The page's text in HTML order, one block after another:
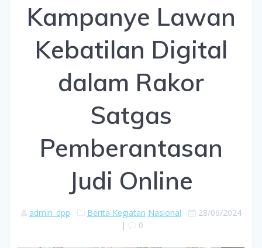
Kampanye Lawan
Kebatilan Digital
dalam Rakor
Satgas
Pemberantasan
Judi Online
admin_dpp Berita Kegiatan Nasional
28/06/2024
|
0